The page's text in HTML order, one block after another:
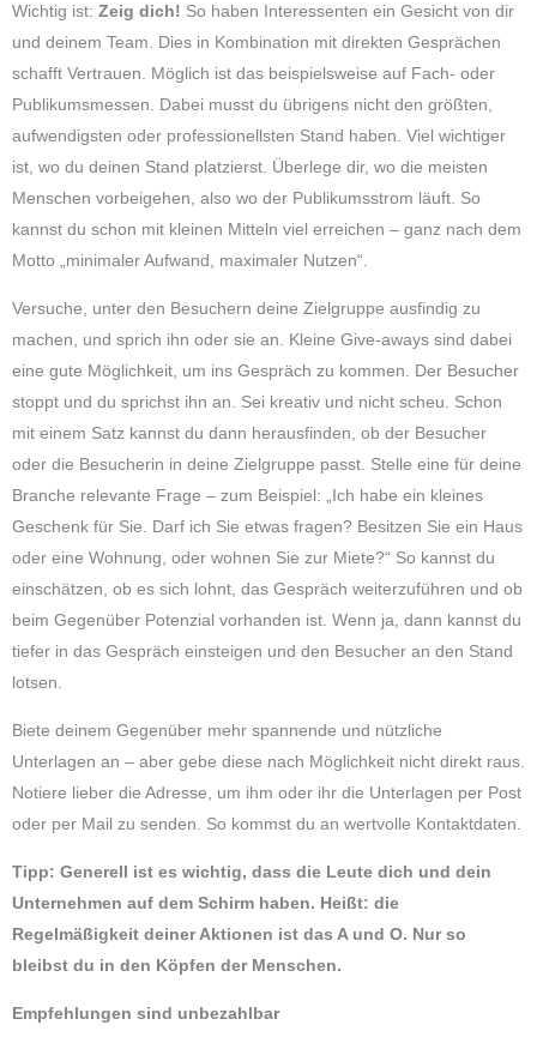
Wichtig ist: Zeig dich! So haben Interessenten ein Gesicht von dir
und deinem Team. Dies in Kombination mit direkten Gesprächen
schafft Vertrauen. Möglich ist das beispielsweise auf Fach- oder
Publikumsmessen. Dabei musst du übrigens nicht den größten,
aufwendigsten oder professionellsten Stand haben. Viel wichtiger
ist, wo du deinen Stand platzierst. Überlege dir, wo die meisten
Menschen vorbeigehen, also wo der Publikumsstrom läuft. So
kannst du schon mit kleinen Mitteln viel erreichen – ganz nach dem
Motto „minimaler Aufwand, maximaler Nutzen“.
Versuche, unter den Besuchern deine Zielgruppe ausfindig zu
machen, und sprich ihn oder sie an. Kleine Give-aways sind dabei
eine gute Möglichkeit, um ins Gespräch zu kommen. Der Besucher
stoppt und du sprichst ihn an. Sei kreativ und nicht scheu. Schon
mit einem Satz kannst du dann herausfinden, ob der Besucher
oder die Besucherin in deine Zielgruppe passt. Stelle eine für deine
Branche relevante Frage – zum Beispiel: „Ich habe ein kleines
Geschenk für Sie. Darf ich Sie etwas fragen? Besitzen Sie ein Haus
oder eine Wohnung, oder wohnen Sie zur Miete?“ So kannst du
einschätzen, ob es sich lohnt, das Gespräch weiterzuführen und ob
beim Gegenüber Potenzial vorhanden ist. Wenn ja, dann kannst du
tiefer in das Gespräch einsteigen und den Besucher an den Stand
lotsen.
Biete deinem Gegenüber mehr spannende und nützliche
Unterlagen an – aber gebe diese nach Möglichkeit nicht direkt raus.
Notiere lieber die Adresse, um ihm oder ihr die Unterlagen per Post
oder per Mail zu senden. So kommst du an wertvolle Kontaktdaten.
Tipp: Generell ist es wichtig, dass die Leute dich und dein
Unternehmen auf dem Schirm haben. Heißt: die
Regelmäßigkeit deiner Aktionen ist das A und O. Nur so
bleibst du in den Köpfen der Menschen.
Empfehlungen sind unbezahlbar